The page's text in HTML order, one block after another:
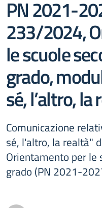
PN 2021-
233/2024,
le scuole
grado,
sé, l’altro, la
Comunicazione
sé, l'altro, la realtà"
Orientamento per le
grado (PN 2021-